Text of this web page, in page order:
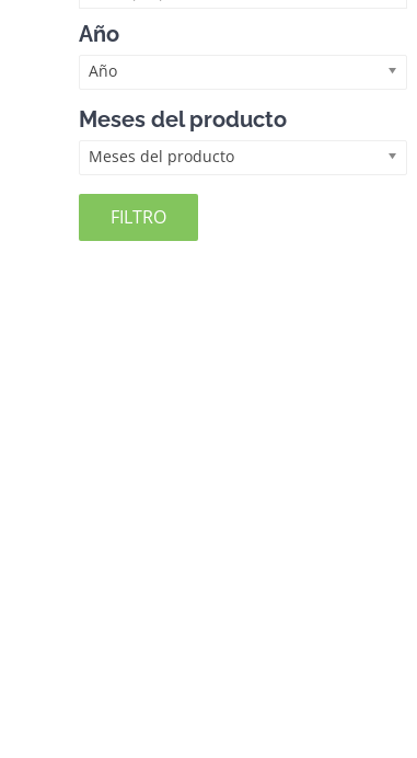
Año
Año
Meses del producto
Meses del producto
FILTRO